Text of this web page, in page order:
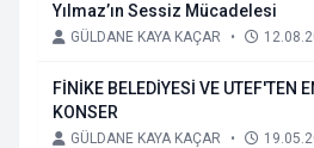
Yılmaz’ın Sessiz Mücadelesi
GÜLDANE KAYA KAÇAR •
FİNİKE BELEDİYESİ VE UTEF'TEN
KONSER
GÜLDANE KAYA KAÇAR •